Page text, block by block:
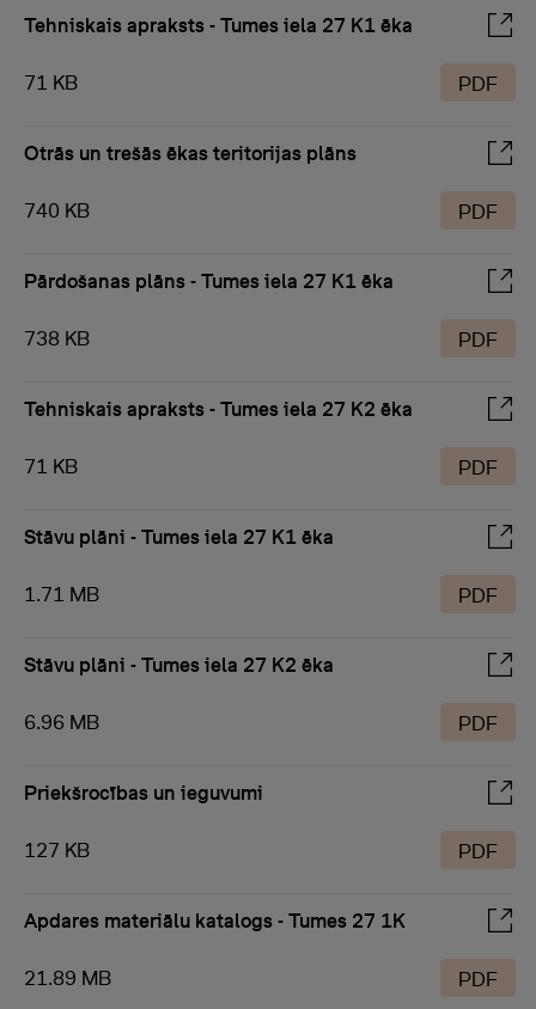
Tehniskais apraksts - Tumes iela 27 K1 ēka
71 KB PDF
Otrās un trešās ēkas teritorijas plāns
740 KB PDF
Pārdošanas plāns - Tumes iela 27 K1 ēka
738 KB PDF
Tehniskais apraksts - Tumes iela 27 K2 ēka
71 KB PDF
Stāvu plāni - Tumes iela 27 K1 ēka
1.71 MB PDF
Stāvu plāni - Tumes iela 27 K2 ēka
6.96 MB PDF
Priekšrocības un ieguvumi
127 KB PDF
Apdares materiālu katalogs - Tumes 27 1K
21.89 MB PDF